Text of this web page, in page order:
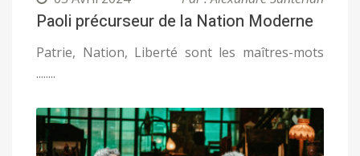
Paoli précurseur de la Nation Moderne
Patrie, Nation, Liberté sont les maîtres-mots
........